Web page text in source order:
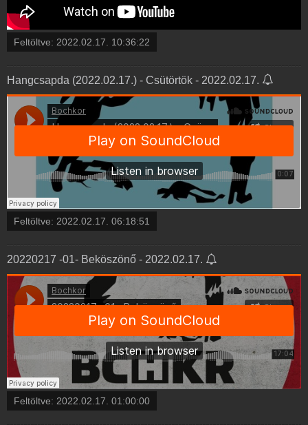
Feltöltve: 2022.02.17. 10:36:22
Hangcsapda (2022.02.17.) - Csütörtök - 2022.02.17.
Feltöltve: 2022.02.17. 06:18:51
20220217 -01- Beköszönő - 2022.02.17.
Feltöltve: 2022.02.17. 01:00:00